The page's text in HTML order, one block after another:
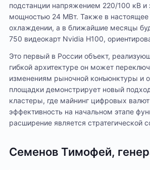
подстанции напряжением 220/100 кВ и
мощностью 24 МВт. Также в
охлаждении, а в ближайшие месяцы
750 видеокарт Nvidia H100,
Это первый в России объект,
гибкой архитектуре он может
изменениям рыночной конъюнктуры и
площадки демонстрирует новый
кластеры, где майнинг цифровых
эффективность на начальном этапе
расширение является стратегической
Семенов Тимофей,